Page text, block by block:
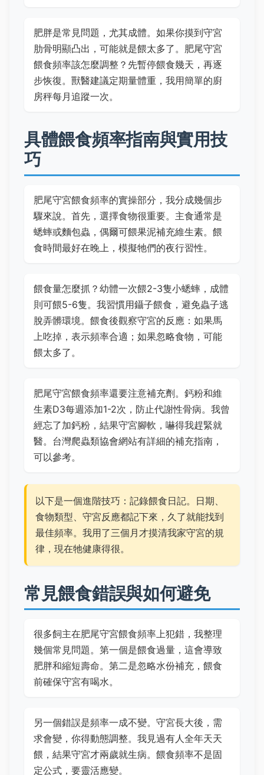
肥胖是常見問題，尤其成體。如果你摸到守宮
肋骨明顯凸出，可能就是餵太多了。肥尾守宮
餵食頻率該怎麼調整？先暫停餵食幾天，再逐
步恢復。獸醫建議定期量體重，我用簡單的廚
房秤每月追蹤一次。
具體餵食頻率指南與實用技
巧
肥尾守宮餵食頻率的實操部分，我分成幾個步
驟來說。首先，選擇食物很重要。主食通常是
蟋蟀或麵包蟲，偶爾可餵果泥補充維生素。餵
食時間最好在晚上，模擬牠們的夜行習性。
餵食量怎麼抓？幼體一次餵2-3隻小蟋蟀，成體
則可餵5-6隻。我習慣用鑷子餵食，避免蟲子逃
脫弄髒環境。餵食後觀察守宮的反應：如果馬
上吃掉，表示頻率合適；如果忽略食物，可能
餵太多了。
肥尾守宮餵食頻率還要注意補充劑。鈣粉和維
生素D3每週添加1-2次，防止代謝性骨病。我曾
經忘了加鈣粉，結果守宮腳軟，嚇得我趕緊就
醫。台灣爬蟲類協會網站有詳細的補充指南，
可以參考。
以下是一個進階技巧：記錄餵食日記。日期、
食物類型、守宮反應都記下來，久了就能找到
最佳頻率。我用了三個月才摸清我家守宮的規
律，現在牠健康得很。
常見餵食錯誤與如何避免
很多飼主在肥尾守宮餵食頻率上犯錯，我整理
幾個常見問題。第一個是餵食過量，這會導致
肥胖和縮短壽命。第二是忽略水份補充，餵食
前確保守宮有喝水。
另一個錯誤是頻率一成不變。守宮長大後，需
求會變，你得動態調整。我見過有人全年天天
餵，結果守宮才兩歲就生病。餵食頻率不是固
定公式，要靈活應變。